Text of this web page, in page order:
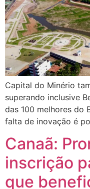
Capital do Minério
superando inclusive
das 100 melhores do
falta de inovação é
Canaã:
inscrição
que